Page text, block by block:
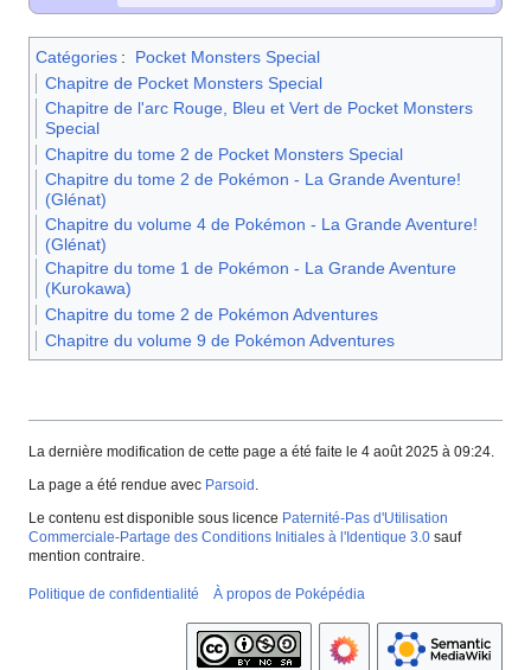
Catégories :
Pocket Monsters Special
Chapitre de Pocket Monsters Special
Chapitre de l'arc Rouge, Bleu et Vert de Pocket Monsters
Special
Chapitre du tome 2 de Pocket Monsters Special
Chapitre du tome 2 de Pokémon - La Grande Aventure!
(Glénat)
Chapitre du volume 4 de Pokémon - La Grande Aventure!
(Glénat)
Chapitre du tome 1 de Pokémon - La Grande Aventure
(Kurokawa)
Chapitre du tome 2 de Pokémon Adventures
Chapitre du volume 9 de Pokémon Adventures
La dernière modification de cette page a été faite le 4 août 2025 à 09:24.
La page a été rendue avec Parsoid .
Le contenu est disponible sous licence Paternité-Pas d'Utilisation
Commerciale-Partage des Conditions Initiales à l'Identique 3.0 sauf
mention contraire.
Politique de confidentialité À propos de Poképédia